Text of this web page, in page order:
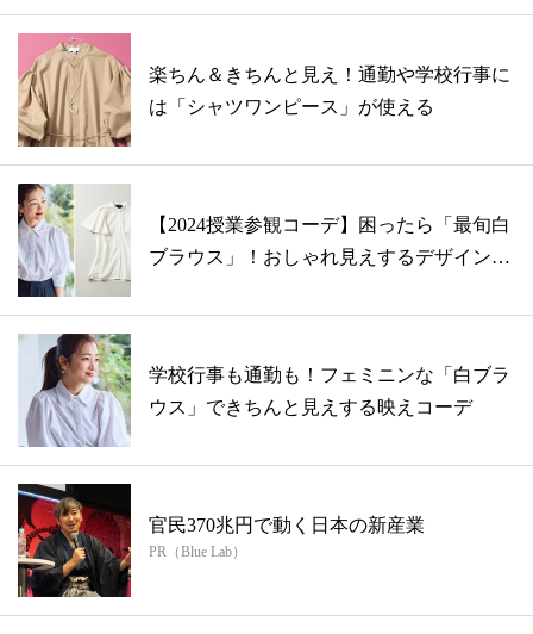
楽ちん＆きちんと見え！通勤や学校行事に
は「シャツワンピース」が使える
【2024授業参観コーデ】困ったら「最旬白
ブラウス」！おしゃれ見えするデザイン
学校行事も通勤も！フェミニンな「白ブラ
ウス」できちんと見えする映えコーデ
官民370兆円で動く日本の新産業
PR（Blue Lab）